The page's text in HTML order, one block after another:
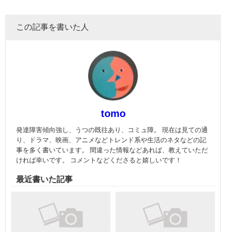
この記事を書いた人
tomo
発達障害傾向強し、うつの既往あり、コミュ障。 現在は見ての通
り、ドラマ、映画、アニメなどトレンド系や生活のネタなどの記
事を多く書いています。 間違った情報などあれば、教えていただ
ければ幸いです。 コメントなどくださると嬉しいです！
最近書いた記事